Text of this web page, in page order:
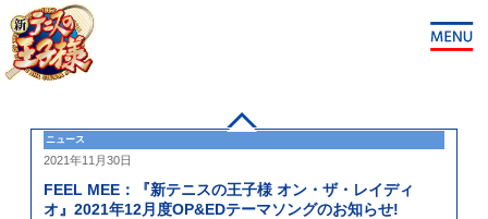
ニュース
2021年11月30日
FEEL MEE：『新テニスの王子様 オン・ザ・レイディ
オ』2021年12月度OP&EDテーマソングのお知らせ!